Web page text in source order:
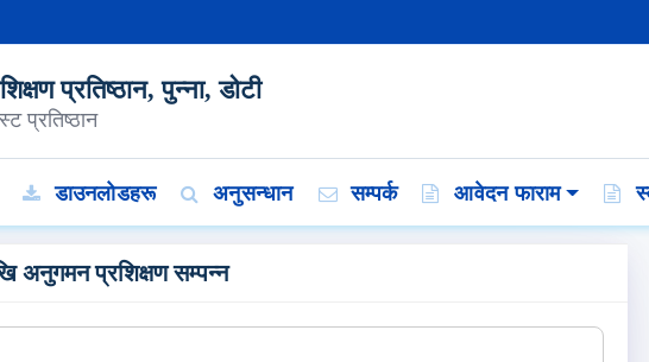
प्रतिष्ठान, पुन्ना, डोटी
प्रतिष्ठान
डाउनलोडहरू अनुसन्धान सम्पर्क आवेदन फाराम
अनुगमन प्रशिक्षण सम्‍पन्‍न